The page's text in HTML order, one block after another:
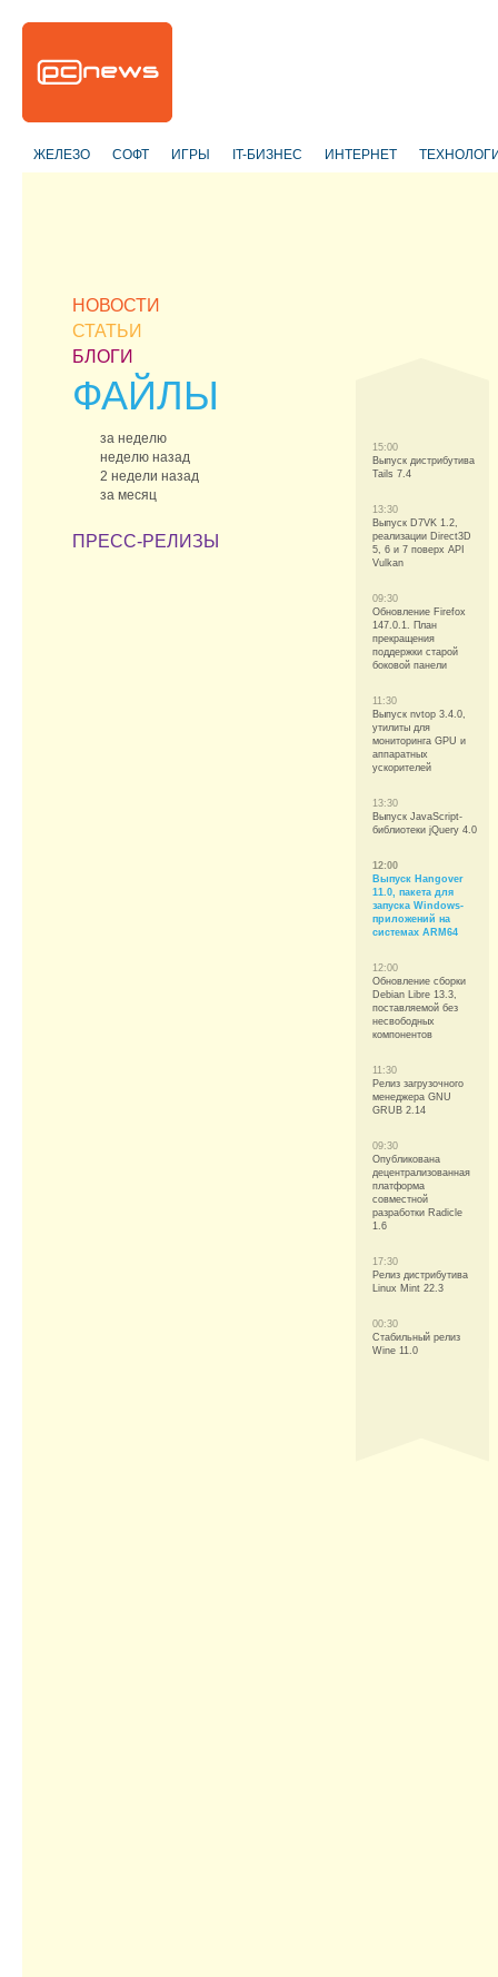
ЖЕЛЕЗО СОФТ ИГРЫ IT-БИЗНЕС ИНТЕРНЕТ
НОВОСТИ
СТАТЬИ
БЛОГИ
ФАЙЛЫ
за неделю
неделю назад
2 недели назад
за месяц
ПРЕСС-РЕЛИЗЫ
15:00
Выпуск дистрибутива
Tails 7.4
13:30
Выпуск D7VK 1.2,
реализации Direct3D
5, 6 и 7 поверх API
Vulkan
09:30
Обновление Firefox
147.0.1. План
прекращения
поддержки старой
боковой панели
11:30
Выпуск nvtop 3.4.0,
утилиты для
мониторинга GPU и
аппаратных
ускорителей
13:30
Выпуск JavaScript-
библиотеки jQuery 4.0
12:00
Выпуск Hangover
11.0, пакета для
запуска Windows-
приложений на
системах ARM64
12:00
Обновление сборки
Debian Libre 13.3,
поставляемой без
несвободных
компонентов
11:30
Релиз загрузочного
менеджера GNU
GRUB 2.14
09:30
Опубликована
децентрализованная
платформа
совместной
разработки Radicle
1.6
17:30
Релиз дистрибутива
Linux Mint 22.3
00:30
Стабильный релиз
Wine 11.0